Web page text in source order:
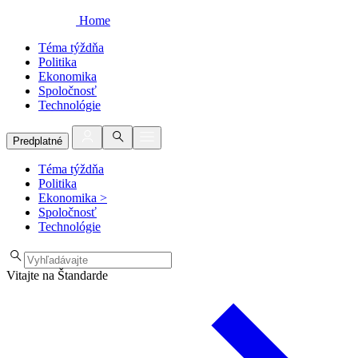
Home
Téma týždňa
Politika
Ekonomika
Spoločnosť
Technológie
Predplatné
Téma týždňa
Politika
Ekonomika >
Spoločnosť
Technológie
Vitajte na Štandarde